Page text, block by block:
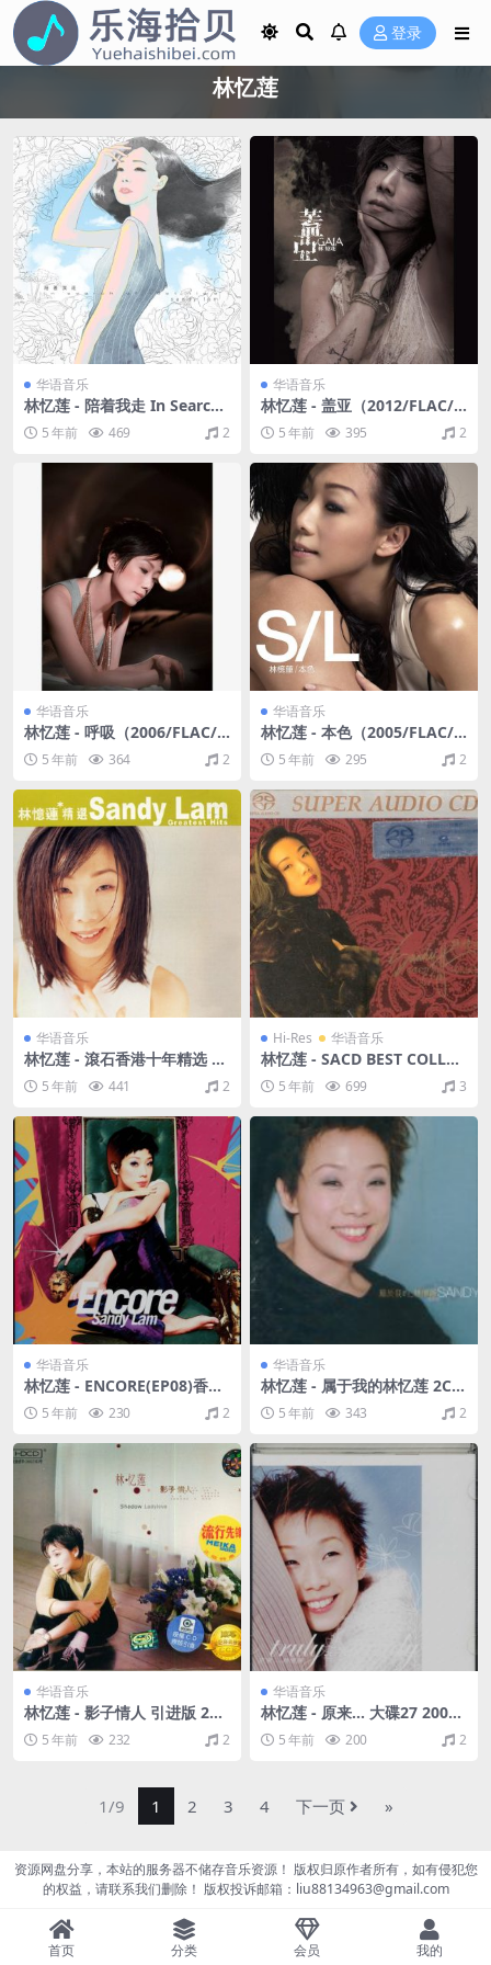
登录
林忆莲
华语音乐
林忆莲 - 陪着我走 In Search
Of Lost Time（2016/FLAC/
分轨/225M）
5 年前 469 2
华语音乐
林忆莲 - 盖亚（2012/FLAC/
分轨/346M）
5 年前 395 2
华语音乐
林忆莲 - 呼吸（2006/FLAC/
分轨/381M）
5 年前 364 2
华语音乐
林忆莲 - 本色（2005/FLAC/
分轨/260M）
5 年前 295 2
华语音乐
林忆莲 - 滾石香港十年精选 20
03（WAV+CUE/整轨/676M）
5 年前 441 2
Hi-Res 华语音乐
林忆莲 - SACD BEST COLLEC
TION 精选33 华纳唱片 2002
（WAV+CUE/整轨/1.03G）(2
4bit/44.1kHz)
5 年前 699 3
华语音乐
林忆莲 - ENCORE(EP08)香港
2002（WAV+CUE/整轨/451
M）5 年前 230 2
华语音乐
林忆莲 - 属于我的林忆莲 2CD
精选32 维京百代 2002（WAV
+CUE/整轨/783M）
5 年前 343 2
华语音乐
林忆莲 - 影子情人 引进版 200
2（WAV+CUE/整轨/703M）
5 年前 232 2
华语音乐
林忆莲 - 原来... 大碟27 2001
（WAV+CUE/整轨/447M）
5 年前 200 2
1/9 1 2 3 4 下一页 »
资源网盘分享，本站的服务器不储存音乐资源！ 版权归原作者所有，如有侵犯您
的权益，请联系我们删除！ 版权投诉邮箱：liu88134963@gmail.com
首页 分类 会员 我的